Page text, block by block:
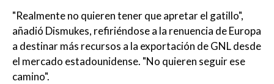
"Realmente no quieren tener que apretar el gatillo",
añadió Dismukes, refiriéndose a la renuencia de Europa
a destinar más recursos a la exportación de GNL desde
el mercado estadounidense. "No quieren seguir ese
camino".